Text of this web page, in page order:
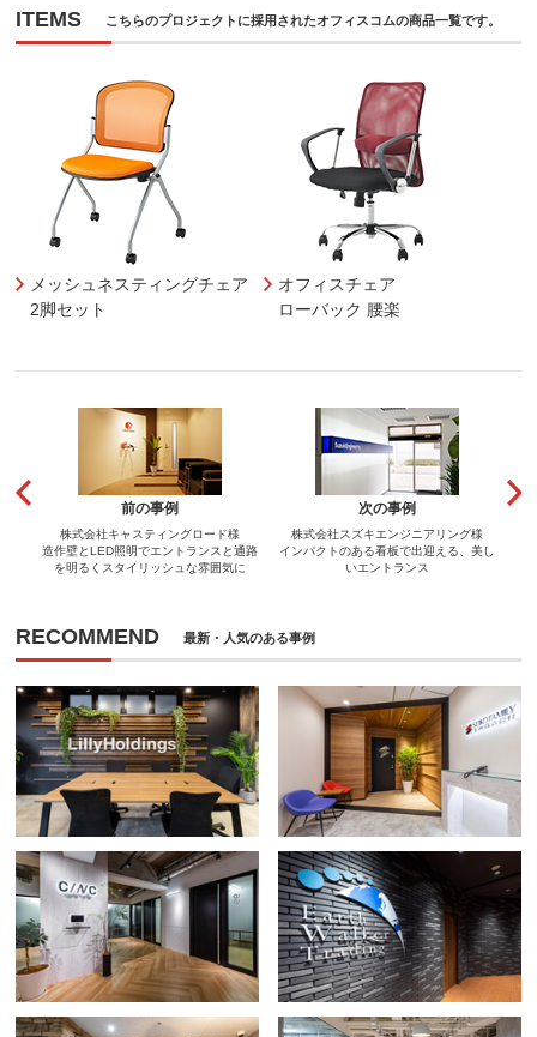
ITEMS こちらのプロジェクトに採用されたオフィスコムの商品一覧です。
メッシュネスティングチェア
2脚セット
オフィスチェア
ローバック 腰楽
前の事例
株式会社キャスティングロード様
造作壁とLED照明でエントランスと通路
を明るくスタイリッシュな雰囲気に
次の事例
株式会社スズキエンジニアリング様
インパクトのある看板で出迎える、美し
いエントランス
RECOMMEND 最新・人気のある事例